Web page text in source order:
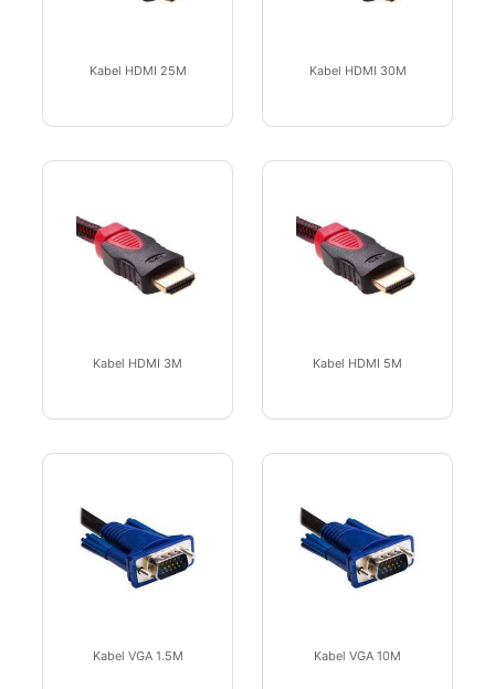
Kabel HDMI 25M Kabel HDMI 30M
Kabel HDMI 3M Kabel HDMI 5M
Kabel VGA 1.5M Kabel VGA 10M